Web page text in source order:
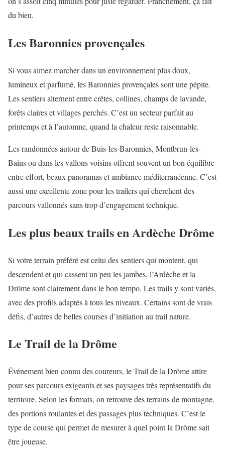
du bien.
Les Baronnies provençales
Si vous aimez marcher dans un environnement plus doux,
lumineux et parfumé, les Baronnies provençales sont une pépite.
Les sentiers alternent entre crêtes, collines, champs de lavande,
forêts claires et villages perchés. C’est un secteur parfait au
printemps et à l’automne, quand la chaleur reste raisonnable.
Les randonnées autour de Buis-les-Baronnies, Montbrun-les-
Bains ou dans les vallons voisins offrent souvent un bon équilibre
entre effort, beaux panoramas et ambiance méditerranéenne. C’est
aussi une excellente zone pour les trailers qui cherchent des
parcours vallonnés sans trop d’engagement technique.
Les plus beaux trails en Ardèche Drôme
Si votre terrain préféré est celui des sentiers qui montent, qui
descendent et qui cassent un peu les jambes, l’Ardèche et la
Drôme sont clairement dans le bon tempo. Les trails y sont variés,
avec des profils adaptés à tous les niveaux. Certains sont de vrais
défis, d’autres de belles courses d’initiation au trail nature.
Le Trail de la Drôme
Événement bien connu des coureurs, le Trail de la Drôme attire
pour ses parcours exigeants et ses paysages très représentatifs du
territoire. Selon les formats, on retrouve des terrains de montagne,
des portions roulantes et des passages plus techniques. C’est le
type de course qui permet de mesurer à quel point la Drôme sait
être joueuse.